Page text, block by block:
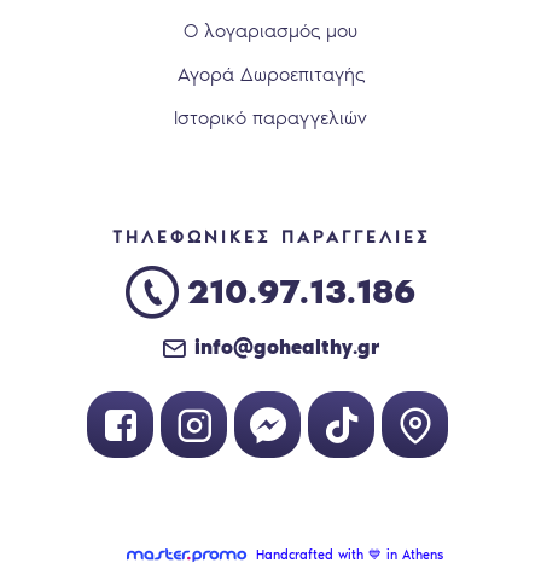
Ο λογαριασμός μου
Αγορά Δωροεπιταγής
Ιστορικό παραγγελιών
ΤΗΛΕΦΩΝΙΚΕΣ ΠΑΡΑΓΓΕΛΙΕΣ
210.97.13.186
info@gohealthy.gr
Handcrafted with 💙 in Athens